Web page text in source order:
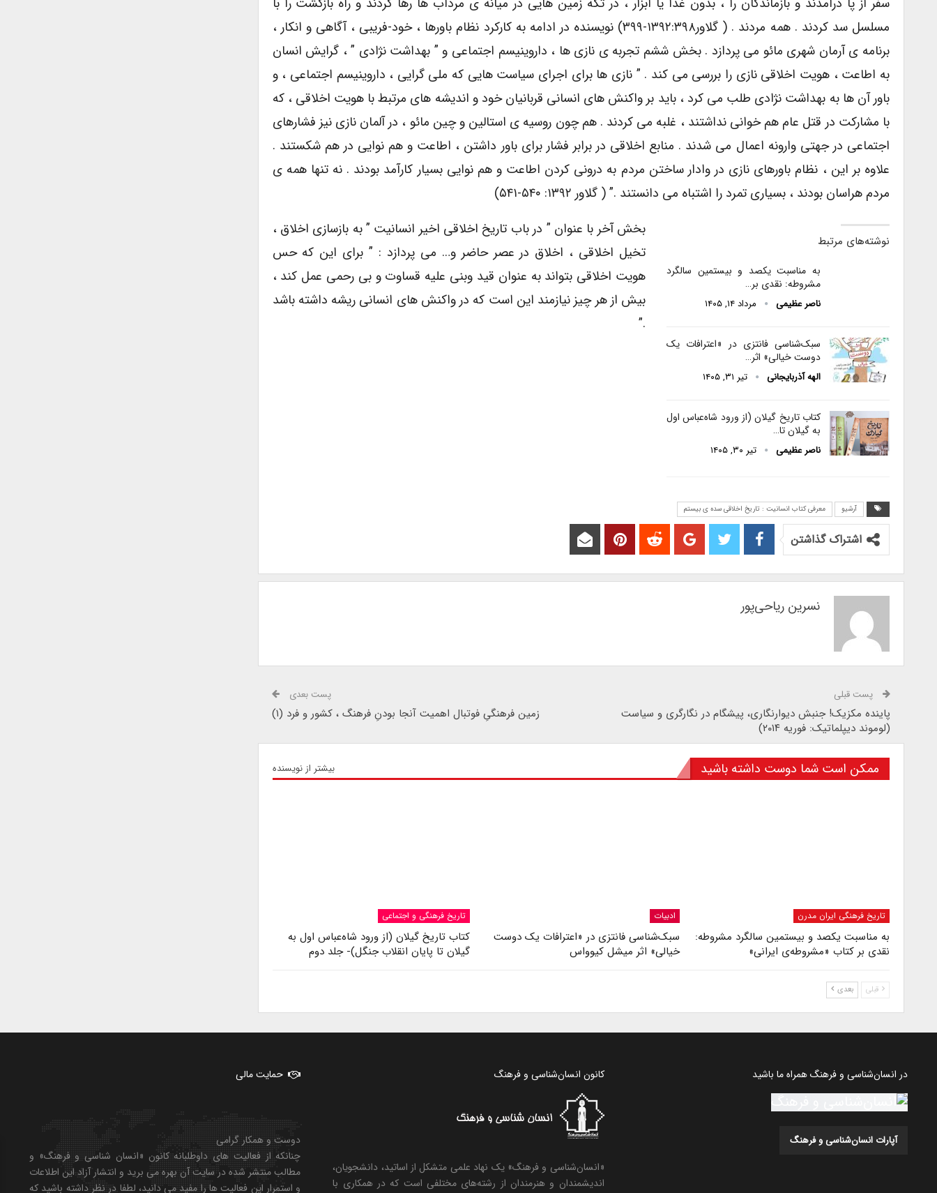
مسلسل سد کردند . همه مردند . ( گلاور۱۳۹۲:۳۹۸-۳۹۹) نویسنده در ادامه به کارکرد نظام باورها ، خود-فریبى ، آگاهى و انکار ،
برنامه ى آرمان شهرى مائو مى پردازد . بخش ششم تجربه ى نازى ها ، داروینیسم اجتماعى و ” بهداشت نژادى ” ، گرایش انسان
به اطاعت ، هویت اخلاقى نازى را بررسى مى کند . ” نازى ها براى اجراى سیاست هایى که ملى گرایى ، داروینیسم اجتماعى ، و
باور آن ها به بهداشت نژادى طلب مى کرد ، باید بر واکنش هاى انسانى قربانیان خود و اندیشه هاى مرتبط با هویت اخلاقى ، که
با مشارکت در قتل عام هم خوانى نداشتند ، غلبه مى کردند . هم چون روسیه ى استالین و چین مائو ، در آلمان نازى نیز فشارهاى
اجتماعى در جهتى وارونه اعمال مى شدند . منابع اخلاقى در برابر فشار براى باور داشتن ، اطاعت و هم نوایى در هم شکستند .
علاوه بر این ، نظام باورهاى نازى در وادار ساختن مردم به درونى کردن اطاعت و هم نوایى بسیار کارآمد بودند . نه تنها همه ى
مردم هراسان بودند ، بسیارى تمرد را اشتباه مى دانستند .” ( گلاور ۱۳۹۲: ۵۴۰-۵۴۱)
نوشته‌های مرتبط
به مناسبت یکصد و بیستمین سالگرد
مشروطه: نقدی بر…
ناصر عظیمی مرداد ۱۴, ۱۴۰۵
سبک‌شناسی فانتزی در «اعترافات یک
دوست خیالی» اثر…
الهه آذربایجانی تیر ۳۱, ۱۴۰۵
کتاب تاریخ گیلان (از ورود شاه‌عباس اول
به گیلان تا…
ناصر عظیمی تیر ۳۰, ۱۴۰۵
بخش آخر با عنوان ” در باب تاریخ اخلاقى اخیر انسانیت ” به بازسازى اخلاق ،
تخیل اخلاقى ، اخلاق در عصر حاضر و… مى پردازد : ” براى این که حس
هویت اخلاقى بتواند به عنوان قید وبنى علیه قساوت و بى رحمى عمل کند ،
بیش از هر چیز نیازمند این است که در واکنش هاى انسانى ریشه داشته باشد
.”
آرشیو معرفی کتاب انسانیت : تاریخ اخلاقى سده ى بیستم
اشتراک گذاشتن
نسرین ریاحی‌پور
پست قبلی
پاینده مکزیک! جنبش دیوارنگاری، پیشگام در نگارگری و سیاست
(لوموند دیپلماتیک: فوریه ۲۰۱۴)
پست بعدی
زمین فرهنگیِ فوتبال اهمیت آنجا بودنِ فرهنگ ، کشور و فرد (۱)
ممکن است شما دوست داشته باشید بیشتر از نویسنده
تاریخ فرهنگی ایران مدرن
به مناسبت یکصد و بیستمین سالگرد مشروطه:
نقدی بر کتاب «مشروطه‌ی ایرانی»
ادبیات
سبک‌شناسی فانتزی در «اعترافات یک دوست
خیالی» اثر میشل کیوواس
تاریخ فرهنگی و اجتماعی
کتاب تاریخ گیلان (از ورود شاه‌عباس اول به
گیلان تا پایان انقلاب جنگل)- جلد دوم
قبلی بعدی
در انسان‌شناسی و فرهنگ همراه ما باشید
آپارات انسان‌شناسی و فرهنگ
کانون انسان‌شناسی و فرهنگ
«انسان‌شناسی و فرهنگ» یک نهاد علمی متشکل از اساتید، دانشجویان،
اندیشمندان و هنرمندان از رشته‌های مختلفی است که در همکاری با
حمایت مالی
دوست و همکار گرامی
چنانکه از فعالیت های داوطلبانه کانون «انسان شناسی و فرهنگ» و
مطالب منتشر شده در سایت آن بهره می برید و انتشار آزاد این اطلاعات
و استمرار این فعالیت ها را مفید می دانید، لطفا در نظر داشته باشید که